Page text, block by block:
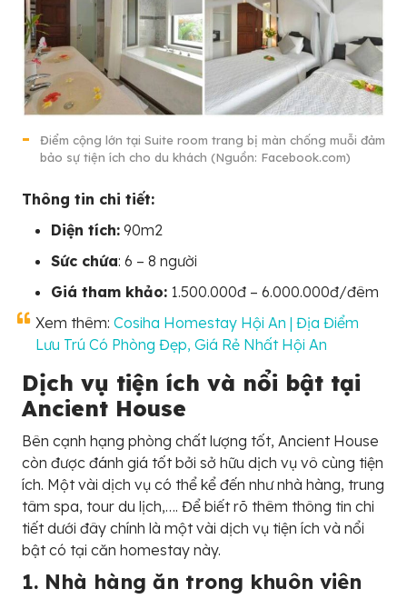
Điểm cộng lớn tại Suite room trang bị màn chống muỗi đảm
bảo sự tiện ích cho du khách (Nguồn: Facebook.com)
Thông tin chi tiết:
Diện tích: 90m2
Sức chứa: 6 – 8 người
Giá tham khảo: 1.500.000đ – 6.000.000đ/đêm
Xem thêm: Cosiha Homestay Hội An | Địa Điểm
Lưu Trú Có Phòng Đẹp, Giá Rẻ Nhất Hội An
Dịch vụ tiện ích và nổi bật tại
Ancient House
Bên cạnh hạng phòng chất lượng tốt, Ancient House
còn được đánh giá tốt bởi sở hữu dịch vụ vô cùng tiện
ích. Một vài dịch vụ có thể kể đến như nhà hàng, trung
tâm spa, tour du lịch,…. Để biết rõ thêm thông tin chi
tiết dưới đây chính là một vài dịch vụ tiện ích và nổi
bật có tại căn homestay này.
1. Nhà hàng ăn trong khuôn viên